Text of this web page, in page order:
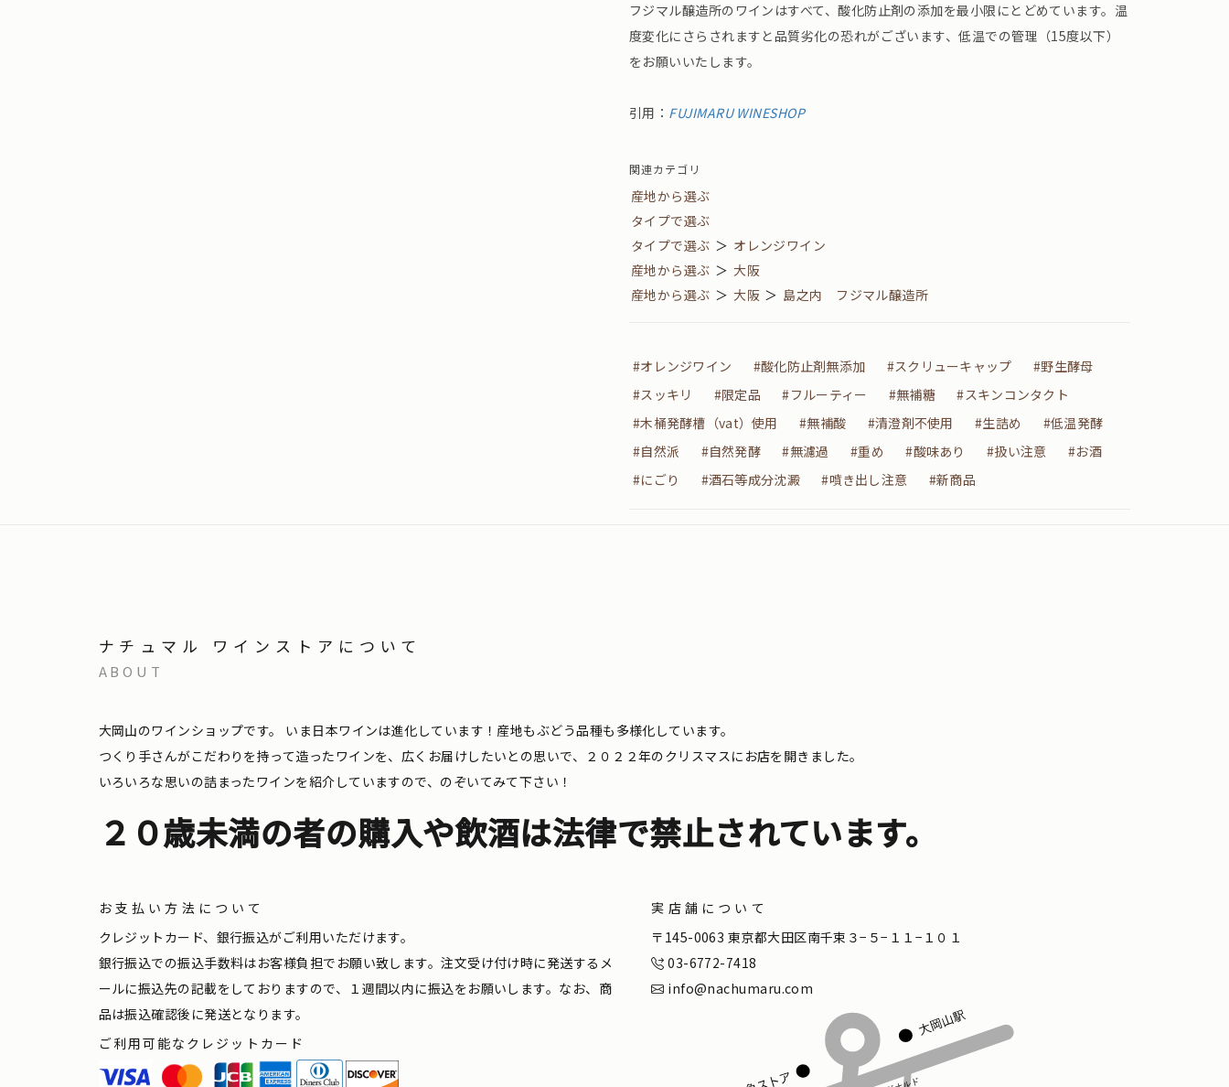
フジマル醸造所のワインはすべて、酸化防止剤の添加を最小限にとどめています。温
度変化にさらされますと品質劣化の恐れがございます、低温での管理（15度以下）
をお願いいたします。
引用： FUJIMARU WINESHOP
関連カテゴリ
産地から選ぶ
タイプで選ぶ
タイプで選ぶ ＞ オレンジワイン
産地から選ぶ ＞ 大阪
産地から選ぶ ＞ 大阪 ＞ 島之内 フジマル醸造所
#オレンジワイン #酸化防止剤無添加 #スクリューキャップ
#野生酵母
#スッキリ
#限定品 #フルーティー #無補糖
#スキンコンタクト
#木桶発酵槽（vat）使用
#無補酸 #清澄剤不使用 #生詰め
#低温発酵
#自然派
#自然発酵 #無濾過 #重め #酸味あり #扱い注意
#お酒
#にごり
#酒石等成分沈澱 #噴き出し注意 #新商品
ナチュマル ワインストアについて
ABOUT
大岡山のワインショップです。
いま日本ワインは進化しています！産地もぶどう品種も多様化しています。
つくり手さんがこだわりを持って造ったワインを、広くお届けしたいとの思いで、２０２２年のクリスマスにお店を開きました。
いろいろな思いの詰まったワインを紹介していますので、のぞいてみて下さい！
２０歳未満の者の購入や飲酒は法律で禁止されています。
お支払い方法について
クレジットカード、銀行振込がご利用いただけます。
銀行振込での振込手数料はお客様負担でお願い致します。注文受け付け時に発送するメ
ールに振込先の記載をしておりますので、１週間以内に振込をお願いします。なお、商
品は振込確認後に発送となります。
ご利用可能なクレジットカード
実店舗について
〒145-0063 東京都大田区南千束３−５−１１−１０１
03-6772-7418
info@nachumaru.com